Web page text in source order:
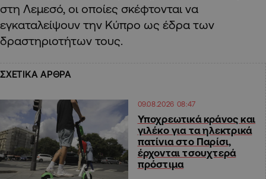
στη Λεμεσό, οι οποίες σκέφτονται να
εγκαταλείψουν την Κύπρο ως έδρα των
δραστηριοτήτων τους.
ΣΧΕΤΙΚΑ ΑΡΘΡΑ
09.08.2026 08:47
Υποχρεωτικά κράνος και
γιλέκο για τα ηλεκτρικά
πατίνια στο Παρίσι,
έρχονται τσουχτερά
πρόστιμα